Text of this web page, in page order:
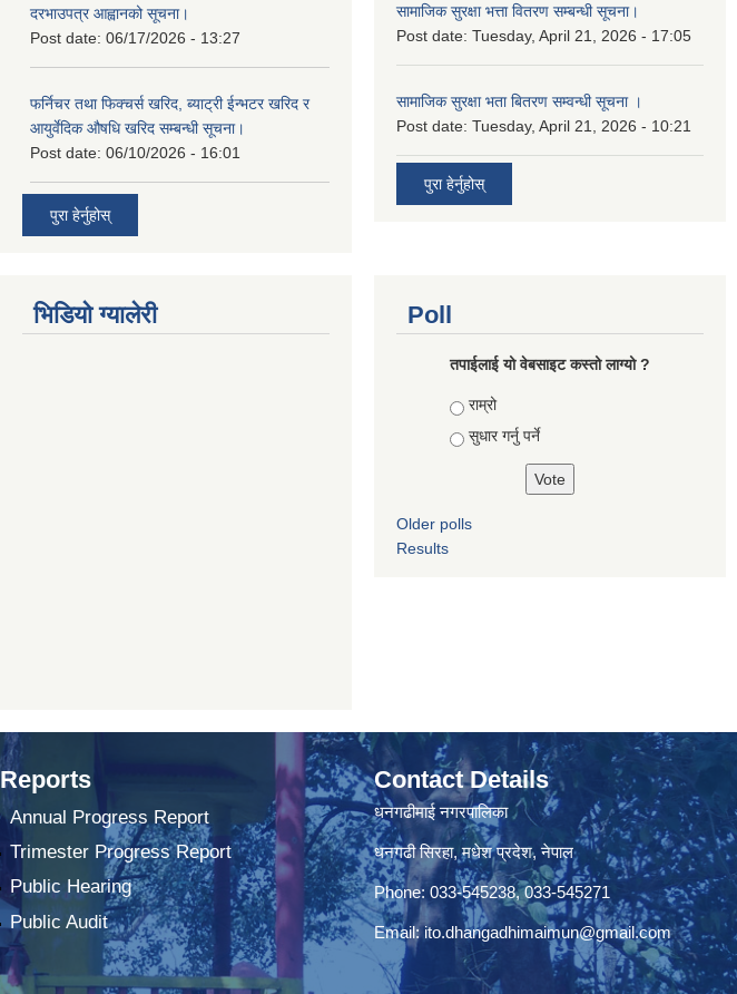
दरभाउपत्र आह्वानको सूचना।
Post date: 06/17/2026 - 13:27
फर्निचर तथा फिक्चर्स खरिद, ब्याट‍्री ईन्भटर खरिद र
आयुर्वेदिक औषधि खरिद सम्बन्धी सूचना।
Post date: 06/10/2026 - 16:01
पुरा हेर्नुहोस्
सामाजिक सुरक्षा भत्ता वितरण सम्‍बन्धी सूचना।
Post date: Tuesday, April 21, 2026 - 17:05
सामाजिक सुरक्षा भता बितरण सम्वन्धी सूचना ।
Post date: Tuesday, April 21, 2026 - 10:21
पुरा हेर्नुहोस्
भिडियाे ग्यालेरी Poll
तपाई‌लाई यो वेबसाइट कस्तो लाग्यो ?
Choices
राम्रो
सुधार गर्नु पर्ने
Older polls
Results
Reports
Annual Progress Report
Trimester Progress Report
Public Hearing
Public Audit
Contact Details
धनगढीमाई नगरपालिका
धनगढी सिरहा, मधेश प्रदेश, नेपाल
Phone: 033-545238, 033-545271
Email:ito.dhangadhimaimun@gmail.com